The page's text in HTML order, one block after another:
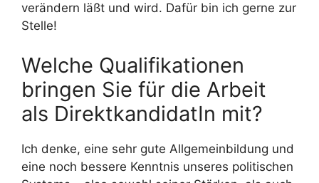
verändern läßt und wird. Dafür bin ich gerne zur
Stelle!
Welche Qualifikationen
bringen Sie für die Arbeit
als DirektkandidatIn mit?
Ich denke, eine sehr gute Allgemeinbildung und
eine noch bessere Kenntnis unseres politischen